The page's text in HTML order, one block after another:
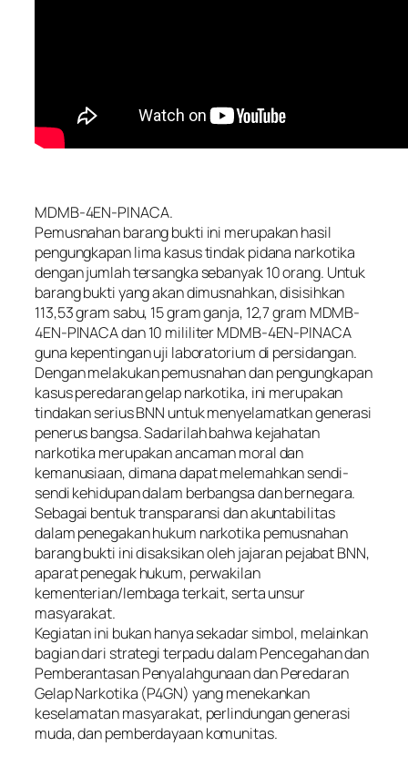
MDMB-4EN-PINACA.
Pemusnahan barang bukti ini merupakan hasil
pengungkapan lima kasus tindak pidana narkotika
dengan jumlah tersangka sebanyak 10 orang. Untuk
barang bukti yang akan dimusnahkan, disisihkan
113,53 gram sabu, 15 gram ganja, 12,7 gram MDMB-
4EN-PINACA dan 10 mililiter MDMB-4EN-PINACA
guna kepentingan uji laboratorium di persidangan.
Dengan melakukan pemusnahan dan pengungkapan
kasus peredaran gelap narkotika, ini merupakan
tindakan serius BNN untuk menyelamatkan generasi
penerus bangsa. Sadarilah bahwa kejahatan
narkotika merupakan ancaman moral dan
kemanusiaan, dimana dapat melemahkan sendi-
sendi kehidupan dalam berbangsa dan bernegara.
Sebagai bentuk transparansi dan akuntabilitas
dalam penegakan hukum narkotika pemusnahan
barang bukti ini disaksikan oleh jajaran pejabat BNN,
aparat penegak hukum, perwakilan
kementerian/lembaga terkait, serta unsur
masyarakat.
Kegiatan ini bukan hanya sekadar simbol, melainkan
bagian dari strategi terpadu dalam Pencegahan dan
Pemberantasan Penyalahgunaan dan Peredaran
Gelap Narkotika (P4GN) yang menekankan
keselamatan masyarakat, perlindungan generasi
muda, dan pemberdayaan komunitas.